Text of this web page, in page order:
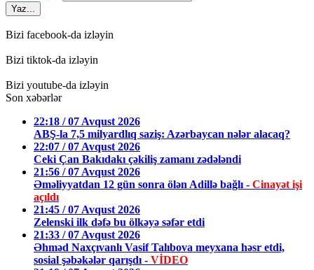
Yaz...
Bizi facebook-da izləyin
Bizi tiktok-da izləyin
Bizi youtube-da izləyin
Son xəbərlər
22:18 / 07 Avqust 2026
ABŞ-la 7,5 milyardlıq saziş: Azərbaycan nələr alacaq?
22:07 / 07 Avqust 2026
Ceki Çan Bakıdakı çəkiliş zamanı zədələndi
21:56 / 07 Avqust 2026
Əməliyyatdan 12 gün sonra ölən Adillə bağlı - Cinayət işi
açıldı
21:45 / 07 Avqust 2026
Zelenski ilk dəfə bu ölkəyə səfər etdi
21:33 / 07 Avqust 2026
Əhməd Naxçıvanlı Vasif Talıbova meyxana həsr etdi,
sosial şəbəkələr qarışdı - VİDEO